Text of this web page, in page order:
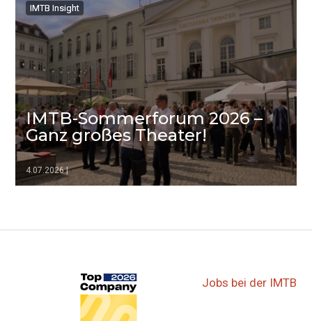
IMTB Insight
IMTB Insight
IMTB-Sommerforum 2026 –
Ganz großes Theater!
4.07.2026|
Jobs bei der IMTB